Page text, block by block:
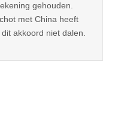
gehouden.
met China heeft
akkoord niet dalen.